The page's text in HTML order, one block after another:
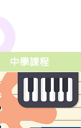
中學課程